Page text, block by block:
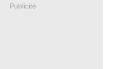
Publicité